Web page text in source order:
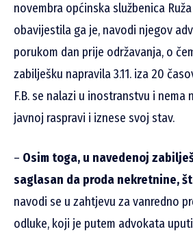
novembra općinska službenica
obavijestila ga je, navodi njegov
porukom dan prije održavanja, o
zabilješku napravila 3.11. iza 20
F.B. se nalazi u inostranstvu i nema
javnoj raspravi i iznese svoj stav.
– Osim toga, u navedenoj
saglasan da proda nekretnine,
navodi se u zahtjevu za vanredno
odluke, koji je putem advokata